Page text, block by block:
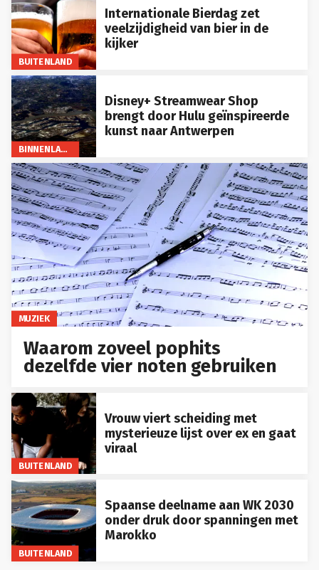
BUITENLAND
Internationale Bierdag zet
veelzijdigheid van bier in de
kijker
BINNENLAND
Disney+ Streamwear Shop
brengt door Hulu geïnspireerde
kunst naar Antwerpen
MUZIEK
Waarom zoveel pophits
dezelfde vier noten gebruiken
BUITENLAND
Vrouw viert scheiding met
mysterieuze lijst over ex en gaat
viraal
BUITENLAND
Spaanse deelname aan WK 2030
onder druk door spanningen met
Marokko